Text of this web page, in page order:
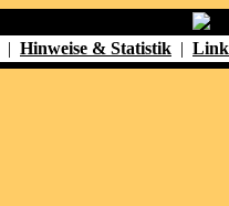
| Hinweise & Statistik |